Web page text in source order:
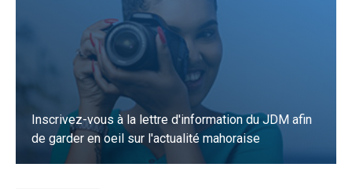
Inscrivez-vous à la lettre d'information du JDM afin
de garder en oeil sur l'actualité mahoraise